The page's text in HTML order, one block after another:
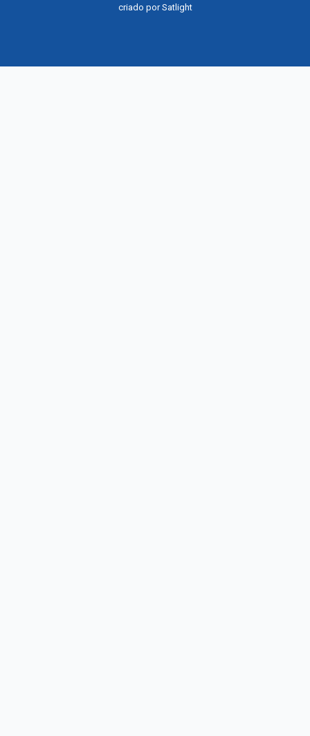
criado porSatlight